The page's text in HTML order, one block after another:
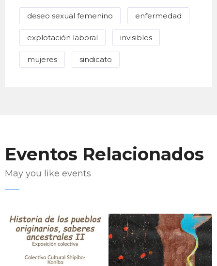
Enviar Correo
deseo sexual femenino enfermedad
explotación laboral invisibles
mujeres sindicato
Eventos Relacionados
May you like events